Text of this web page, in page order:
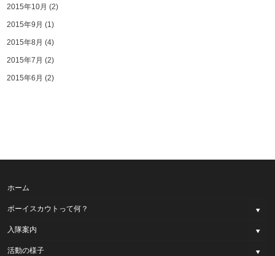
2015年10月 (2)
2015年9月 (1)
2015年8月 (4)
2015年7月 (2)
2015年6月 (2)
ホーム
ボーイスカウトって何？
入隊案内
活動の様子